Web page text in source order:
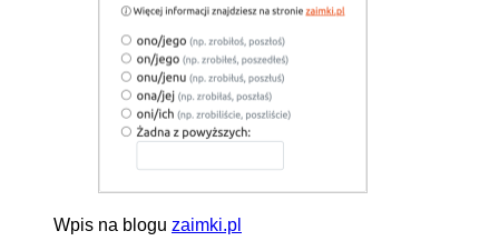
Wpis na blogu zaimki.pl